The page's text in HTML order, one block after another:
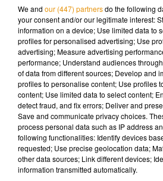
état civil, date de naissance et
font notamment partie des données
informations bancaires ni les
JO –Les médailles distribuées aux
de Paris cet été ont été dévoilées ce
que de l'or, de l'argent et du bronze.
puddlé utilisé pour la construction de
inséré (18 grammes). Chaque
529 grammes. Les détails dans cet
We and our (447) partnersdo the following
your consent and/or our legitimate interest:
information on a device; Use limited data to
profiles for personalised advertising; Use
advertising; Measure advertising
performance; Understand audiences
of data from different sources; Develop and
profiles to personalise content; Use profiles
content; Use limited data to select content;
detect fraud, and fix errors; Deliver and
Save and communicate privacy choices.
process personal data such as IP address
following functionalities: Identify devices
requested; Use precise geolocation data;
other data sources; Link different devices;
information transmitted automatically.